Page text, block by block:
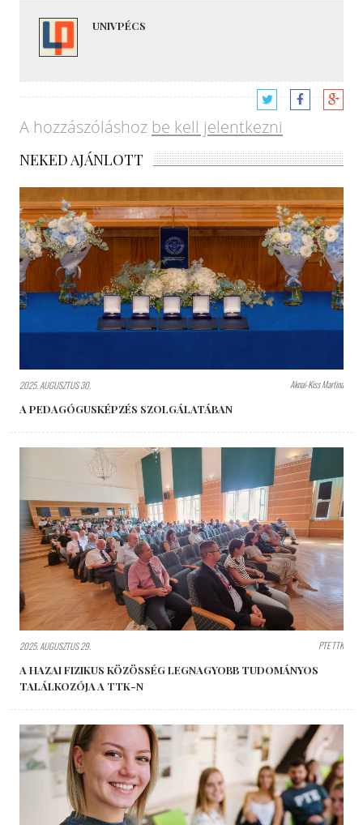
UNIVPÉCS
A hozzászóláshoz be kell jelentkezni
NEKED AJÁNLOTT
2025. AUGUSZTUS 30. Aknai-Kiss Martina
A PEDAGÓGUSKÉPZÉS SZOLGÁLATÁBAN
2025. AUGUSZTUS 29. PTE TTK
A HAZAI FIZIKUS KÖZÖSSÉG LEGNAGYOBB TUDOMÁNYOS
TALÁLKOZÓJA A TTK-N